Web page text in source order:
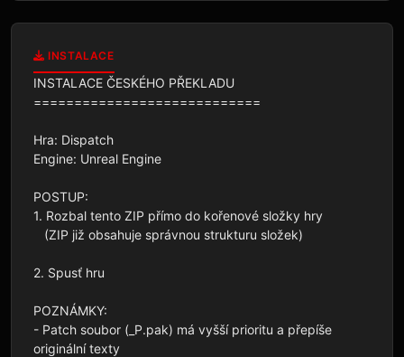
INSTALACE
INSTALACE ČESKÉHO PŘEKLADU
============================
Hra: Dispatch
Engine: Unreal Engine
POSTUP:
1. Rozbal tento ZIP přímo do kořenové složky hry
2. Spusť hru
POZNÁMKY:
- Patch soubor (_P.pak) má vyšší prioritu a přepíše
originální texty